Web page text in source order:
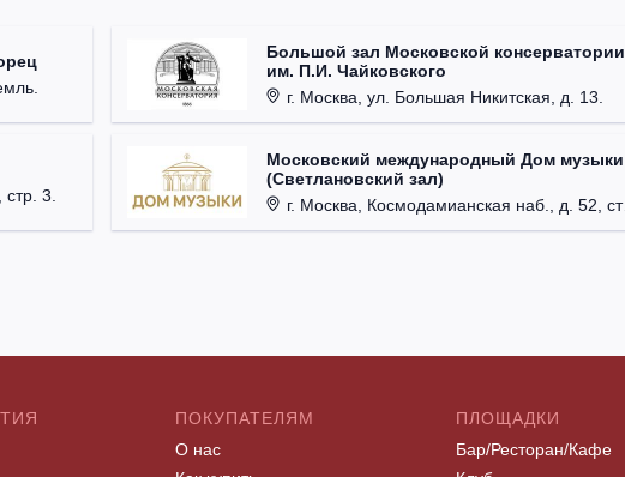
3.
Большой зал Московской консерватории
им. П.И. Чайковского
г. Москва, ул. Большая Никитская, д. 13.
Московский международный Дом музыки
(Светлановский зал)
г. Москва, Космодамианская наб., д. 52, стр. 8.
ПОКУПАТЕЛЯМ
О нас
ПЛОЩАДКИ
Бар/Ресторан/Кафе